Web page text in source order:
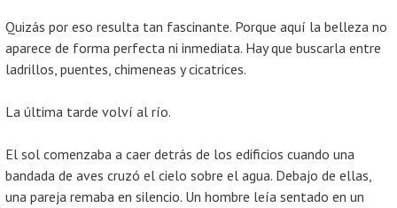
Quizás por eso resulta tan fascinante. Porque aquí la belleza no
aparece de forma perfecta ni inmediata. Hay que buscarla entre
ladrillos, puentes, chimeneas y cicatrices.
La última tarde volví al río.
El sol comenzaba a caer detrás de los edificios cuando una
bandada de aves cruzó el cielo sobre el agua. Debajo de ellas,
una pareja remaba en silencio. Un hombre leía sentado en un